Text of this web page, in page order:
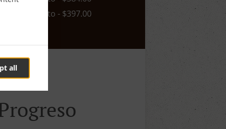
all
- $0.00, Costo - $397.00